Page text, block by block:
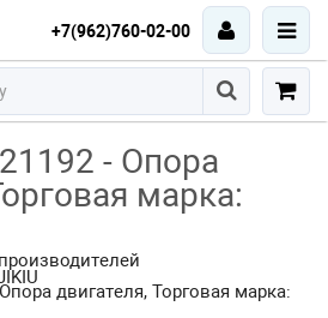
+7(962)760-02-00
- Опора
марка:
двигателя, Торговая марка: